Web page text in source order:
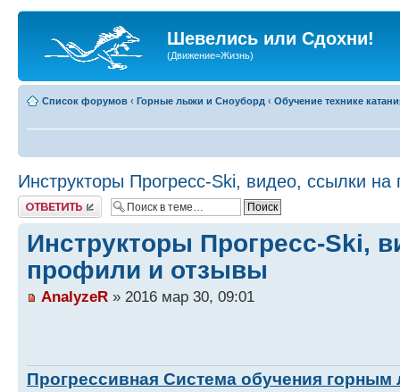
Шевелись или Сдохни!
(Движение=Жизнь)
Список форумов ‹ Горные лыжи и Сноуборд ‹ Обучение технике
Инструкторы Прогресс-Ski, видео, ссылки
Ответить
Инструкторы Прогресс-Ski,
профили и отзывы
AnalyzeR » 2016 мар 30, 09:01
Прогрессивная Система обучения